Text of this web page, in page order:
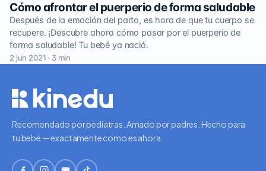
Cómo afrontar el puerperio de forma saludable
Después de la emoción del parto, es hora de que tu cuerpo se
recupere. ¡Descubre ahora cómo pasar por el puerperio de
forma saludable! Tu bebé ya nació.
2 jun 2021 · 3 min
Recomendado por pediatras. Amado por padres. Hecho para
tu bebé — exactamente como es ahora.